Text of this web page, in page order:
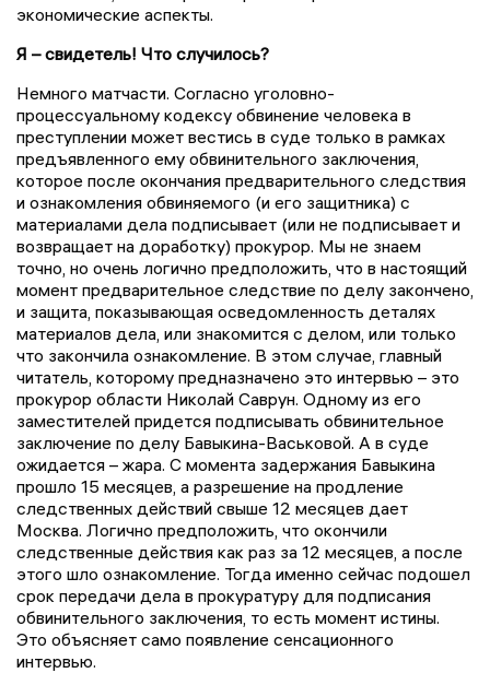
экономические аспекты.
Я – свидетель! Что случилось?
Немного матчасти. Согласно уголовно-
процессуальному кодексу обвинение человека в
преступлении может вестись в суде только в рамках
предъявленного ему обвинительного заключения,
которое после окончания предварительного следствия
и ознакомления обвиняемого (и его защитника) с
материалами дела подписывает (или не подписывает и
возвращает на доработку) прокурор. Мы не знаем
точно, но очень логично предположить, что в настоящий
момент предварительное следствие по делу закончено,
и защита, показывающая осведомленность деталях
материалов дела, или знакомится с делом, или только
что закончила ознакомление. В этом случае, главный
читатель, которому предназначено это интервью – это
прокурор области Николай Саврун. Одному из его
заместителей придется подписывать обвинительное
заключение по делу Бавыкина-Васьковой. А в суде
ожидается – жара. С момента задержания Бавыкина
прошло 15 месяцев, а разрешение на продление
следственных действий свыше 12 месяцев дает
Москва. Логично предположить, что окончили
следственные действия как раз за 12 месяцев, а после
этого шло ознакомление. Тогда именно сейчас подошел
срок передачи дела в прокуратуру для подписания
обвинительного заключения, то есть момент истины.
Это объясняет само появление сенсационного
интервью.